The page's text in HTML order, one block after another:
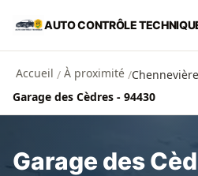
Aller au contenu principal
AUTO CONTRÔLE
Accueil / À proximité /
Garage des Cèdres - 94430
Garage des